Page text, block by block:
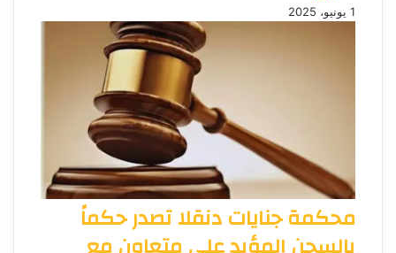
1 يونيو، 2025
محكمة جنايات دنقلا تصدر حكماً